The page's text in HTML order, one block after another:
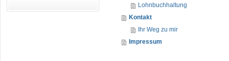
Lohnbuchhaltung
Kontakt
Ihr Weg zu mir
Impressum